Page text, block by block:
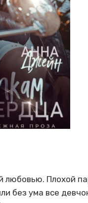
Плохой
без ума все